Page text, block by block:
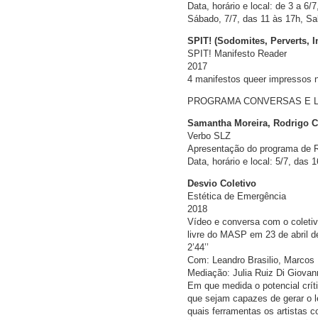
Data, horário e local: de 3 a 6/
Sábado, 7/7, das 11 às 17h,
SPIT! (Sodomites, Perverts,
SPIT! Manifesto Reader
2017
4 manifestos queer impressos
PROGRAMA CONVERSAS E
Samantha Moreira, Rodrigo
Verbo SLZ
Apresentação do programa de
Data, horário e local: 5/7, das
Desvio Coletivo
Estética de Emergência
2018
Vídeo e conversa com o
livre do MASP em 23 de abril
2’44’’
Com: Leandro Brasilio,
Mediação: Julia Ruiz Di
Em que medida o potencial
que sejam capazes de gerar o
quais ferramentas os artistas